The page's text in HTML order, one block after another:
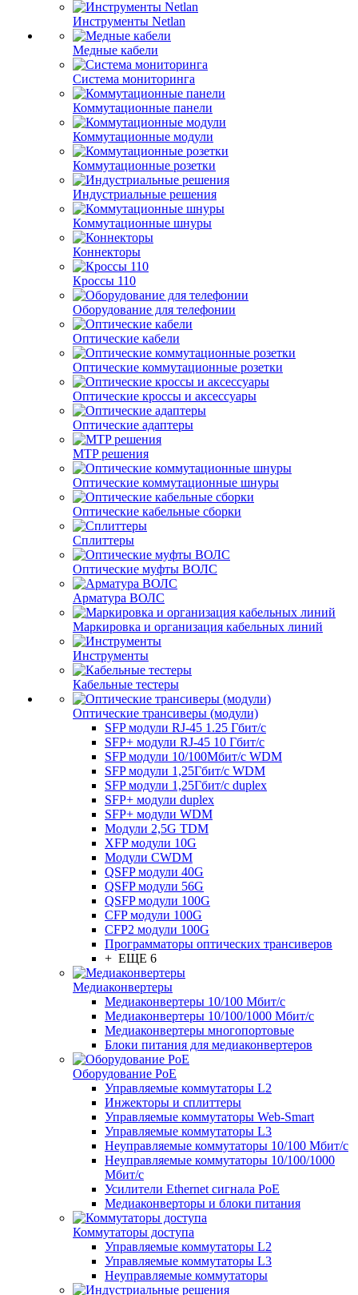
Инструменты Netlan
Медные кабели
Система мониторинга
Коммутационные панели
Коммутационные модули
Коммутационные розетки
Индустриальные решения
Коммутационные шнуры
Коннекторы
Кроссы 110
Оборудование для телефонии
Оптические кабели
Оптические коммутационные розетки
Оптические кроссы и аксессуары
Оптические адаптеры
MTP решения
Оптические коммутационные шнуры
Оптические кабельные сборки
Сплиттеры
Оптические муфты ВОЛС
Арматура ВОЛС
Маркировка и организация кабельных линий
Инструменты
Кабельные тестеры
Оптические трансиверы (модули)
SFP модули RJ-45 1.25 Гбит/c
SFP+ модули RJ-45 10 Гбит/c
SFP модули 10/100Мбит/с WDM
SFP модули 1,25Гбит/с WDM
SFP модули 1,25Гбит/с duplex
SFP+ модули duplex
SFP+ модули WDM
Модули 2,5G TDM
XFP модули 10G
Модули CWDM
QSFP модули 40G
QSFP модули 56G
QSFP модули 100G
CFP модули 100G
CFP2 модули 100G
Программаторы оптических трансиверов
+ ЕЩЕ 6
Медиаконвертеры
Медиаконвертеры 10/100 Мбит/с
Медиаконвертеры 10/100/1000 Мбит/c
Медиаконвертеры многопортовые
Блоки питания для медиаконвертеров
Оборудование PoE
Управляемые коммутаторы L2
Инжекторы и сплиттеры
Управляемые коммутаторы Web-Smart
Управляемые коммутаторы L3
Неуправляемые коммутаторы 10/100 Мбит/с
Неуправляемые коммутаторы 10/100/1000
Мбит/с
Усилители Ethernet сигнала PoE
Медиаконверторы и блоки питания
Коммутаторы доступа
Управляемые коммутаторы L2
Управляемые коммутаторы L3
Неуправляемые коммутаторы